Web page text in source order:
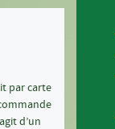
par carte
d’un